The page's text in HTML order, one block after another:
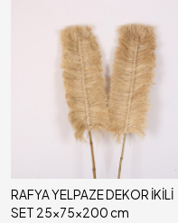
RAFYA YELPAZE DEKOR İKİLİ
SET 25x75x200 cm